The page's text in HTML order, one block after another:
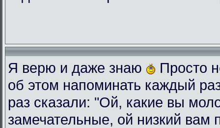
Я верю и даже знаю
Просто
об этом напоминать каждый
раз сказали: "Ой, какие вы
замечательные, ой низкий вам